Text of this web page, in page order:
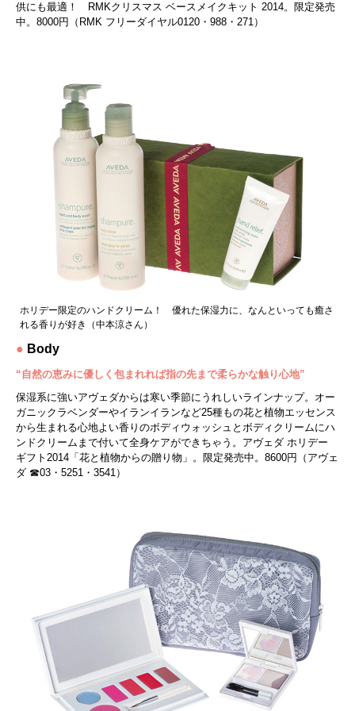
供にも最適！ RMKクリスマス ベースメイクキット 2014。限定発売
中。8000円（RMK フリーダイヤル0120・988・271）
ホリデー限定のハンドクリーム！ 優れた保湿力に、なんといっても癒さ
れる香りが好き（中本涼さん）
● Body
“自然の恵みに優しく包まれれば指の先まで柔らかな触り心地”
保湿系に強いアヴェダからは寒い季節にうれしいラインナップ。オー
ガニックラベンダーやイランイランなど25種もの花と植物エッセンス
から生まれる心地よい香りのボディウォッシュとボディクリームにハ
ンドクリームまで付いて全身ケアができちゃう。アヴェダ ホリデー
ギフト2014「花と植物からの贈り物」。限定発売中。8600円（アヴェ
ダ ☎03・5251・3541）